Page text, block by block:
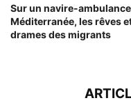
Sur un navire-
Méditerranée, les rêves
drames des migrants